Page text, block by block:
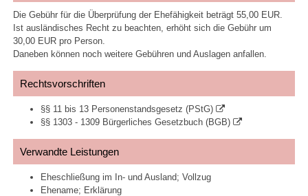
Die Gebühr für die Überprüfung der Ehefähigkeit beträgt 55,00 EUR.
Ist ausländisches Recht zu beachten, erhöht sich die Gebühr um
30,00 EUR pro Person.
Daneben können noch weitere Gebühren und Auslagen anfallen.
Rechtsvorschriften
§§ 11 bis 13 Personenstandsgesetz (PStG)
§§ 1303 - 1309 Bürgerliches Gesetzbuch (BGB)
Verwandte Leistungen
Eheschließung im In- und Ausland; Vollzug
Ehename; Erklärung